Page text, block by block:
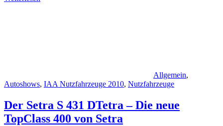
Allgemein,
Autoshows, IAA Nutzfahrzeuge 2010, Nutzfahrzeuge
Der Setra S 431 DTetra – Die neue
TopClass 400 von Setra